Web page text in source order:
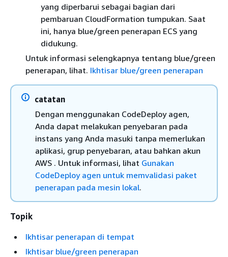
yang diperbarui sebagai bagian dari
pembaruan CloudFormation tumpukan. Saat
ini, hanya blue/green penerapan ECS yang
didukung.
Untuk informasi selengkapnya tentang blue/green
penerapan, lihat. Ikhtisar blue/green penerapan
catatan
Dengan menggunakan CodeDeploy agen,
Anda dapat melakukan penyebaran pada
instans yang Anda masuki tanpa memerlukan
aplikasi, grup penyebaran, atau bahkan akun
AWS . Untuk informasi, lihat Gunakan
CodeDeploy agen untuk memvalidasi paket
penerapan pada mesin lokal.
Topik
Ikhtisar penerapan di tempat
Ikhtisar blue/green penerapan